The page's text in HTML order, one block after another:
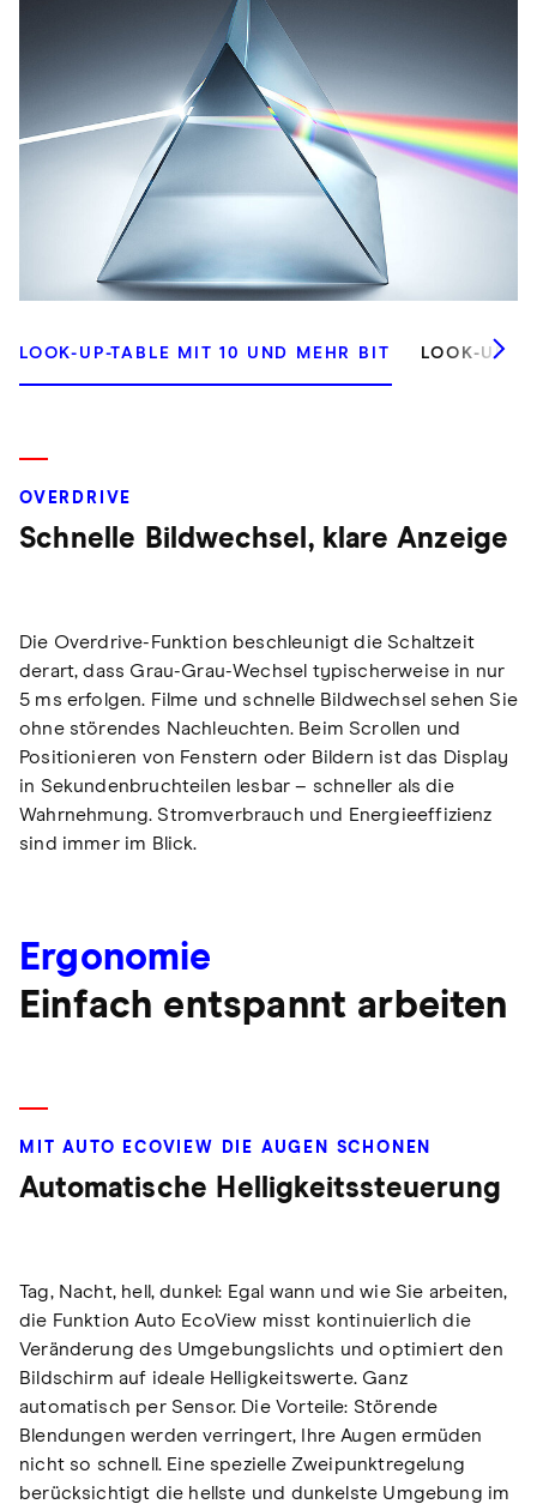
LOOK-UP-TABLE MIT 10 UND MEHR BIT LOOK-UP-
OVERDRIVE
Schnelle Bildwechsel, klare Anzeige
Die Overdrive-Funktion beschleunigt die Schaltzeit
derart, dass Grau-Grau-Wechsel typischerweise in nur
5 ms erfolgen. Filme und schnelle Bildwechsel sehen Sie
ohne störendes Nachleuchten. Beim Scrollen und
Positionieren von Fenstern oder Bildern ist das Display
in Sekundenbruchteilen lesbar – schneller als die
Wahrnehmung. Stromverbrauch und Energieeffizienz
sind immer im Blick.
Ergonomie
Einfach entspannt arbeiten
MIT AUTO ECOVIEW DIE AUGEN SCHONEN
Automatische Helligkeitssteuerung
Tag, Nacht, hell, dunkel: Egal wann und wie Sie arbeiten,
die Funktion Auto EcoView misst kontinuierlich die
Veränderung des Umgebungslichts und optimiert den
Bildschirm auf ideale Helligkeitswerte. Ganz
automatisch per Sensor. Die Vorteile: Störende
Blendungen werden verringert, Ihre Augen ermüden
nicht so schnell. Eine spezielle Zweipunktregelung
berücksichtigt die hellste und dunkelste Umgebung im